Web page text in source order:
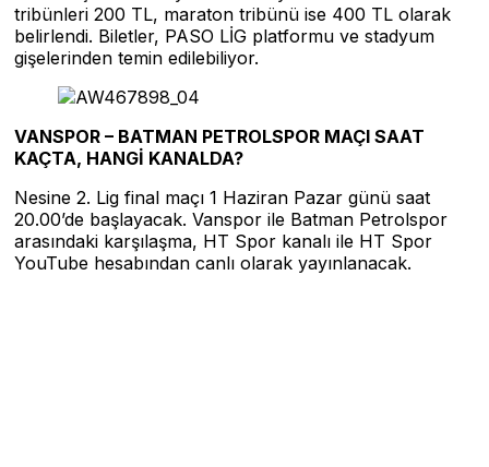
tribünleri 200 TL, maraton tribünü ise 400 TL olarak
belirlendi. Biletler, PASO LİG platformu ve stadyum
gişelerinden temin edilebiliyor.
VANSPOR – BATMAN PETROLSPOR MAÇI SAAT
KAÇTA, HANGİ KANALDA?
Nesine 2. Lig final maçı 1 Haziran Pazar günü saat
20.00’de başlayacak. Vanspor ile Batman Petrolspor
arasındaki karşılaşma, HT Spor kanalı ile HT Spor
YouTube hesabından canlı olarak yayınlanacak.